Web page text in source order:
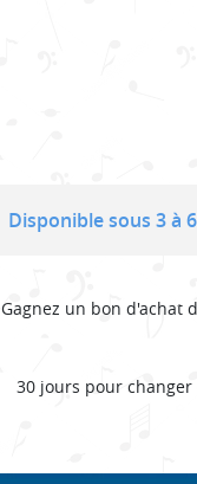
Disponible sous 3 à
Gagnez un bon d'achat
30 jours pour changer